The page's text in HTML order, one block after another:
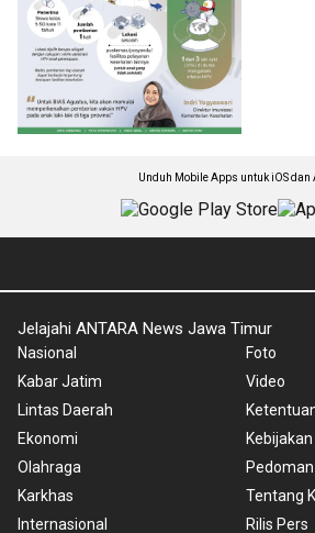
Unduh Mobile Apps untuk iOS dan
Jelajahi ANTARA News Jawa Timur
Nasional
Kabar Jatim
Lintas Daerah
Ekonomi
Olahraga
Karkhas
Internasional
Foto
Video
Tentang
Rilis Pers